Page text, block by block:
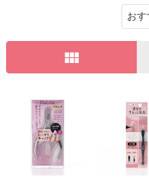
ビューティジャーナルから探す
お問い合わせ
view_module